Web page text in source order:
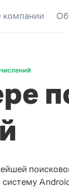
компании